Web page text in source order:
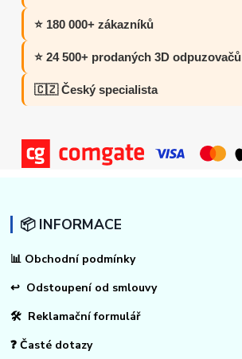
⭐ 180 000+ zákazníků
⭐ 24 500+ prodaných 3D odpuzovačů
🇨🇿 Český specialista
📦 INFORMACE
📊 Obchodní podmínky
↩ Odstoupení od smlouvy
🛠 Reklamační formulář
❓ Časté dotazy